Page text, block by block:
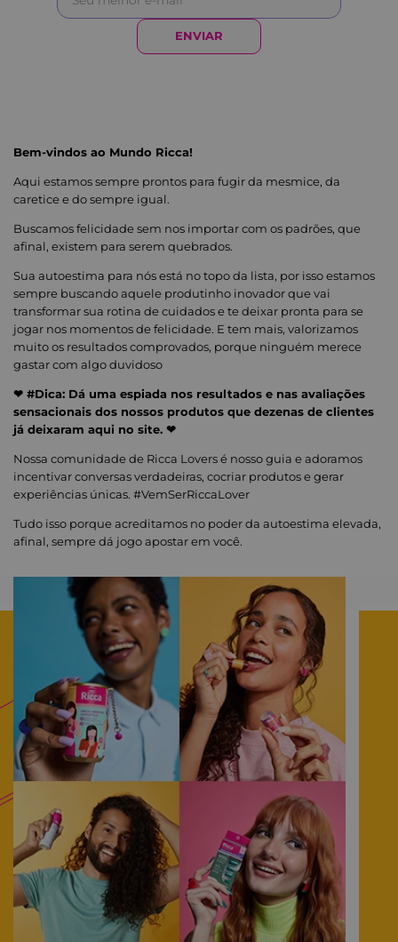
ENVIAR
Bem-vindos ao Mundo Ricca!
Aqui estamos sempre prontos para fugir da mesmice, da
caretice e do sempre igual.
Buscamos felicidade sem nos importar com os padrões, que
afinal, existem para serem quebrados.
Sua autoestima para nós está no topo da lista, por isso estamos
sempre buscando aquele produtinho inovador que vai
transformar sua rotina de cuidados e te deixar pronta para se
jogar nos momentos de felicidade. E tem mais, valorizamos
muito os resultados comprovados, porque ninguém merece
gastar com algo duvidoso
❤ #Dica: Dá uma espiada nos resultados e nas avaliações
sensacionais dos nossos produtos que dezenas de clientes
já deixaram aqui no site. ❤
Nossa comunidade de Ricca Lovers é nosso guia e adoramos
incentivar conversas verdadeiras, cocriar produtos e gerar
experiências únicas. #VemSerRiccaLover
Tudo isso porque acreditamos no poder da autoestima elevada,
afinal, sempre dá jogo apostar em você.